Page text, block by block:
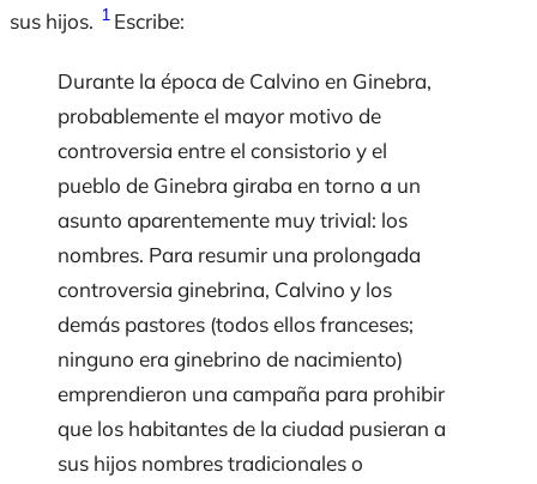
sus hijos. 1 Escribe:
Durante la época de Calvino en Ginebra,
probablemente el mayor motivo de
controversia entre el consistorio y el
pueblo de Ginebra giraba en torno a un
asunto aparentemente muy trivial: los
nombres. Para resumir una prolongada
controversia ginebrina, Calvino y los
demás pastores (todos ellos franceses;
ninguno era ginebrino de nacimiento)
emprendieron una campaña para prohibir
que los habitantes de la ciudad pusieran a
sus hijos nombres tradicionales o